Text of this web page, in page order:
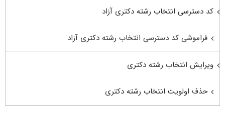
کد دسترسی انتخاب رشته دکتری آزاد
فراموشی کد دسترسی انتخاب رشته دکتری آزاد
ویرایش انتخاب رشته دکتری
حذف اولویت انتخاب رشته دکتری